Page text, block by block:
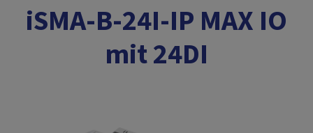
iSMA-B-24I-IP MAX IO
mit 24DI